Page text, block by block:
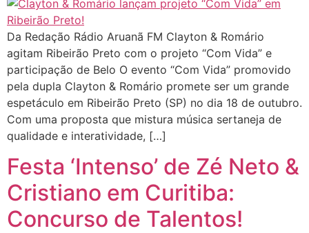
Da Redação Rádio Aruanã FM Clayton & Romário
agitam Ribeirão Preto com o projeto “Com Vida” e
participação de Belo O evento “Com Vida” promovido
pela dupla Clayton & Romário promete ser um grande
espetáculo em Ribeirão Preto (SP) no dia 18 de outubro.
Com uma proposta que mistura música sertaneja de
qualidade e interatividade, […]
Festa ‘Intenso’ de Zé Neto &
Cristiano em Curitiba:
Concurso de Talentos!